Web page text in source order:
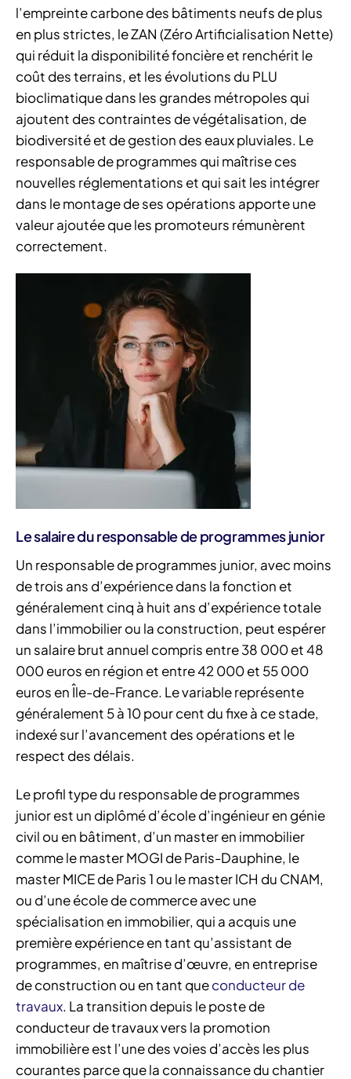
l’empreinte carbone des bâtiments neufs de plus
en plus strictes, le ZAN (Zéro Artificialisation Nette)
qui réduit la disponibilité foncière et renchérit le
coût des terrains, et les évolutions du PLU
bioclimatique dans les grandes métropoles qui
ajoutent des contraintes de végétalisation, de
biodiversité et de gestion des eaux pluviales. Le
responsable de programmes qui maîtrise ces
nouvelles réglementations et qui sait les intégrer
dans le montage de ses opérations apporte une
valeur ajoutée que les promoteurs rémunèrent
correctement.
Le salaire du responsable de programmes junior
Un responsable de programmes junior, avec moins
de trois ans d’expérience dans la fonction et
généralement cinq à huit ans d’expérience totale
dans l’immobilier ou la construction, peut espérer
un salaire brut annuel compris entre 38 000 et 48
000 euros en région et entre 42 000 et 55 000
euros en Île-de-France. Le variable représente
généralement 5 à 10 pour cent du fixe à ce stade,
indexé sur l’avancement des opérations et le
respect des délais.
Le profil type du responsable de programmes
junior est un diplômé d’école d’ingénieur en génie
civil ou en bâtiment, d’un master en immobilier
comme le master MOGI de Paris-Dauphine, le
master MICE de Paris 1 ou le master ICH du CNAM,
ou d’une école de commerce avec une
spécialisation en immobilier, qui a acquis une
première expérience en tant qu’assistant de
programmes, en maîtrise d’œuvre, en entreprise
de construction ou en tant queconducteur de
travaux. La transition depuis le poste de
conducteur de travaux vers la promotion
immobilière est l’une des voies d’accès les plus
courantes parce que la connaissance du chantier